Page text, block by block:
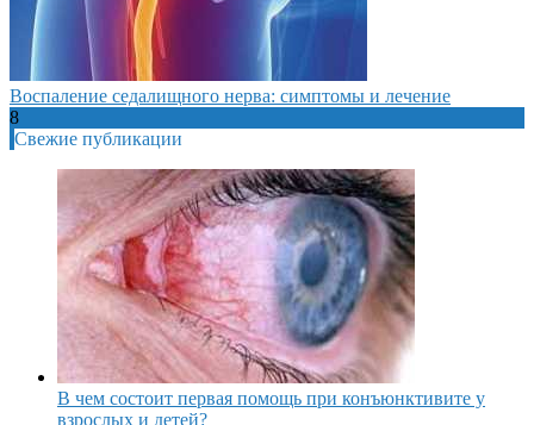
Воспаление седалищного нерва: симптомы и лечение
8
Свежие публикации
В чем состоит первая помощь при конъюнктивите у
взрослых и детей?